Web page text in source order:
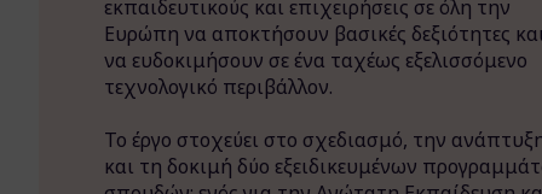
εκπαιδευτικούς και επιχειρήσεις σε όλη την
Ευρώπη να αποκτήσουν βασικές δεξιότητες
να ευδοκιμήσουν σε ένα ταχέως εξελισσόμενο
τεχνολογικό περιβάλλον.
Το έργο στοχεύει στο σχεδιασμό, την
και τη δοκιμή δύο εξειδικευμένων